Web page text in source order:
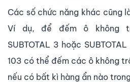
Các số chức năng khác cũng
Ví dụ, để đếm ô không
SUBTOTAL 3 hoặc
103 có thể đếm các ô không
nếu có bất kì hàng ẩn nào